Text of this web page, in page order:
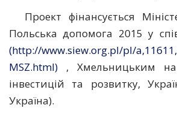
Проект фінансується
Польська допомога 2015 у
(http://www.siew.org.pl/pl/
MSZ.html) , Хмельницьким
інвестицій та розвитку,
Україна).